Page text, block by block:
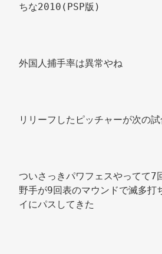
ちな2010(PSP版)
外国人捕手率は異常やね
リリーフしたピッチャーが次の
ついさっきパワフェスやってて7
野手が9回表のマウンドで滅多打
イにパスしてきた